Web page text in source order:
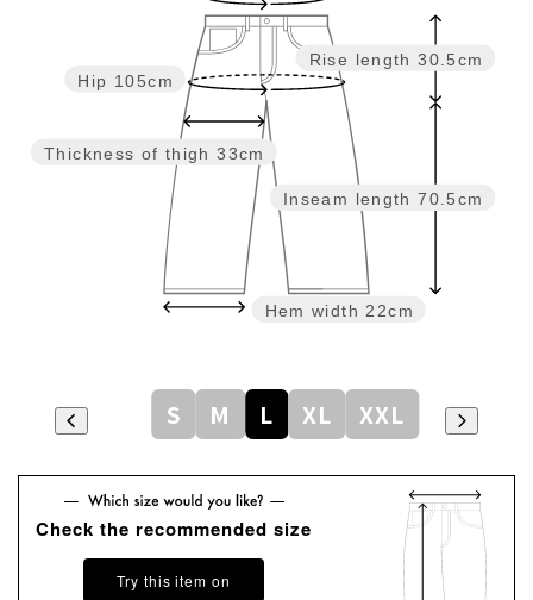
Inseam length 70.5cm
Rise length 30.5cm
Hem width 22cm
Thickness of thigh 33cm
Hip 105cm
S M L XL XXL
Check the recommended size
Try this item on